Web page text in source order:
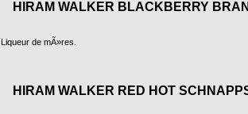
HIRAM WALKER BLACKBERRY
Liqueur de mÃ»res.
HIRAM WALKER RED HOT